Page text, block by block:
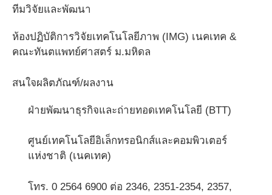
ทีมวิจัยและพัฒนา
ห้องปฏิบัติการวิจัยเทคโนโลยีภาพ (IMG) เนคเทค &
คณะทันตแพทย์ศาสตร์ ม.มหิดล
สนใจผลิตภัณฑ์/ผลงาน
ฝ่ายพัฒนาธุรกิจและถ่ายทอดเทคโนโลยี (BTT)
ศูนย์เทคโนโลยีอิเล็กทรอนิกส์และคอมพิวเตอร์
แห่งชาติ (เนคเทค)
โทร. 0 2564 6900 ต่อ 2346, 2351-2354, 2357,